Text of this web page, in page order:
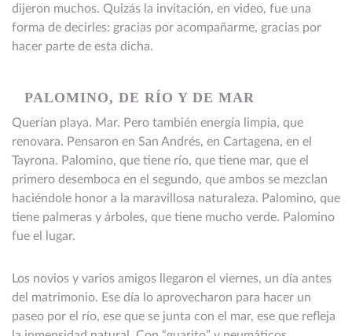
dijeron muchos. Quizás la invitación, en video, fue una
forma de decirles: gracias por acompañarme, gracias por
hacer parte de esta dicha.
PALOMINO, DE RÍO Y DE MAR
Querían playa. Mar. Pero también energía limpia, que
renovara. Pensaron en San Andrés, en Cartagena, en el
Tayrona. Palomino, que tiene río, que tiene mar, que el
primero desemboca en el segundo, que ambos se mezclan
haciéndole honor a la maravillosa naturaleza. Palomino, que
tiene palmeras y árboles, que tiene mucho verde. Palomino
fue el lugar.
Los novios y varios amigos llegaron el viernes, un día antes
del matrimonio. Ese día lo aprovecharon para hacer un
paseo por el río, ese que se junta con el mar, ese que refleja